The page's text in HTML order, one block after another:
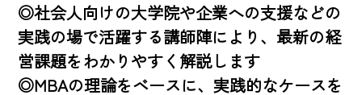
◎社会人向けの大学院や企業への支援などの
実践の場で活躍する講師陣により、最新の経
営課題をわかりやすく解説します
◎MBAの理論をベースに、実践的なケースを